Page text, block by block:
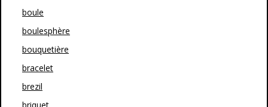
boule
boulesphère
bouquetière
bracelet
brezil